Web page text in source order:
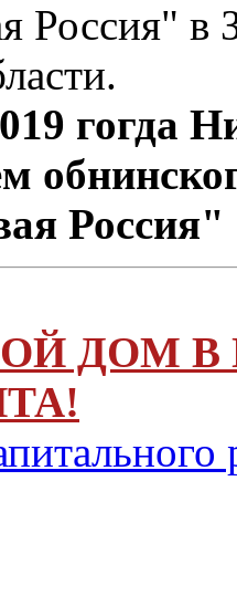
Россия" в
гогда
Россия"
ДОМ В